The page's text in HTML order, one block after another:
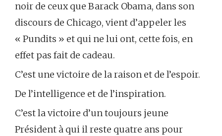
noir de ceux que Barack Obama, dans son
discours de Chicago, vient d’appeler les
« Pundits » et qui ne lui ont, cette fois, en
effet pas fait de cadeau.
C’est une victoire de la raison et de l’espoir.
De l’intelligence et de l’inspiration.
C’est la victoire d’un toujours jeune
Président à qui il reste quatre ans pour